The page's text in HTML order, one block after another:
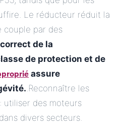
Le réducteur réduit la
couple par des
de la
de protection et de
assure
.Reconnaître les
utiliser des moteurs
divers secteurs.